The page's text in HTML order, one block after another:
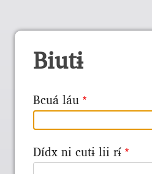
Biutɨ
Bcuá láu
Dídx ni cutɨ lii rɨ́